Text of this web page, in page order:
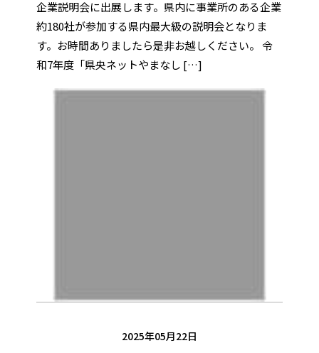
企業説明会に出展します。県内に事業所のある企業
約180社が参加する県内最大級の説明会となりま
す。お時間ありましたら是非お越しください。 令
和7年度「県央ネットやまなし […]
2025年05月22日